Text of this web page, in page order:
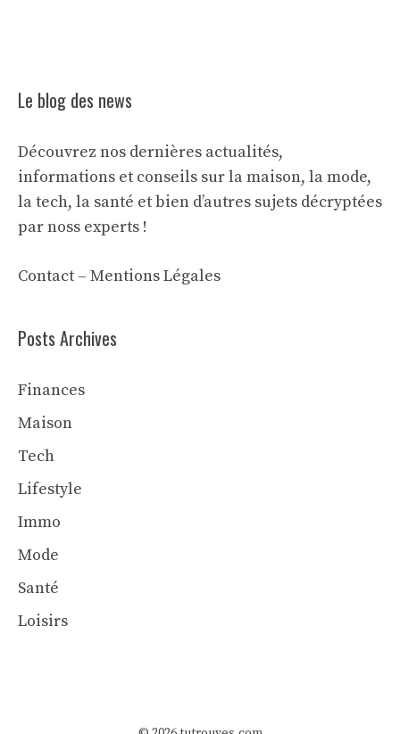
Le blog des news
Découvrez nos dernières actualités,
informations et conseils sur la maison, la mode,
la tech, la santé et bien d’autres sujets décryptées
par noss experts !
Contact – Mentions Légales
Posts Archives
Finances
Maison
Tech
Lifestyle
Immo
Mode
Santé
Loisirs